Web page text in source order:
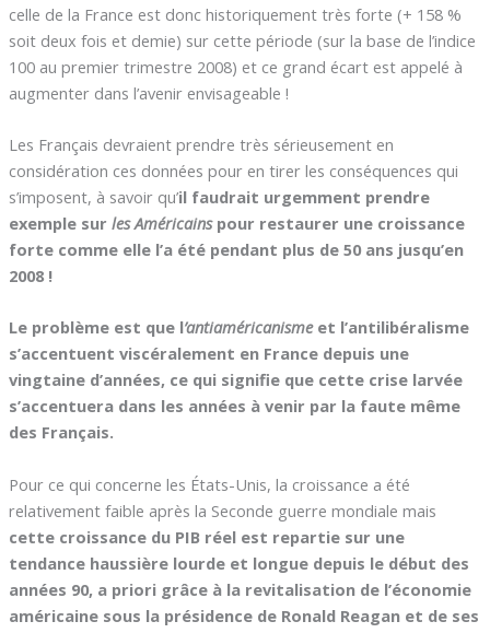
celle de la France est donc historiquement très forte (+ 158 %
soit deux fois et demie) sur cette période (sur la base de l’indice
100 au premier trimestre 2008) et ce grand écart est appelé à
augmenter dans l’avenir envisageable !
Les Français devraient prendre très sérieusement en
considération ces données pour en tirer les conséquences qui
s’imposent, à savoir qu’il faudrait urgemment prendre
exemple sur les Américainspour restaurer une croissance
forte comme elle l’a été pendant plus de 50 ans jusqu’en
2008 !
Le problème est que l’antiaméricanismeet l’antilibéralisme
s’accentuent viscéralement en France depuis une
vingtaine d’années, ce qui signifie que cette crise larvée
s’accentuera dans les années à venir par la faute même
des Français.
Pour ce qui concerne les États-Unis, la croissance a été
relativement faible après la Seconde guerre mondiale mais
cette croissance du PIB réel est repartie sur une
tendance haussière lourde et longue depuis le début des
années 90, a priori grâce à la revitalisation de l’économie
américaine sous la présidence de Ronald Reagan et de ses